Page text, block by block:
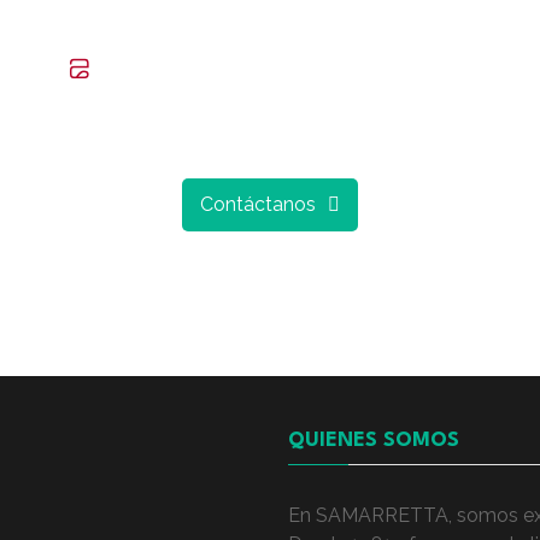
Contáctanos
QUIENES SOMOS
En SAMARRETTA, somos